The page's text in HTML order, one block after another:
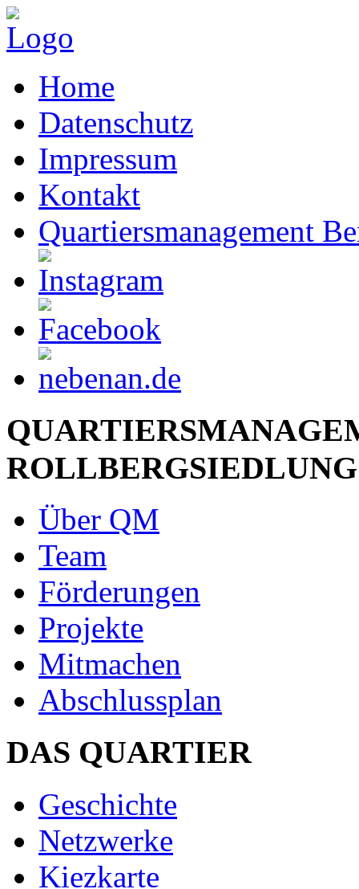
Home
Datenschutz
Impressum
Kontakt
Quartiersmanagement
ROLLBERGSIEDLUNG
Über QM
Team
Förderungen
Projekte
Mitmachen
Abschlussplan
DAS QUARTIER
Geschichte
Netzwerke
Kiezkarte